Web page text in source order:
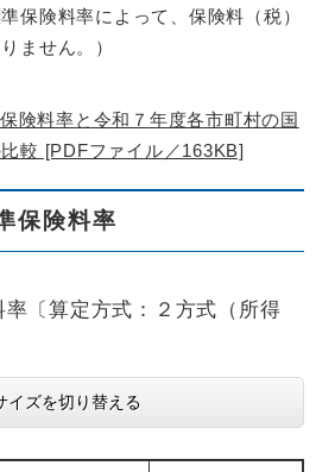
保険料率によって、保険料（税）
ません。）
険料率と令和７年度各市町村の国
較 [PDFファイル／163KB]
保険料率
〔算定方式：２方式（所得
イズを切り替える